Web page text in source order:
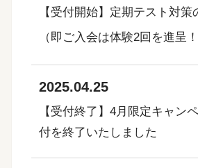
【受付開始】定期テスト対策
（即ご入会は体験2回を進呈！
2025.04.25
【受付終了】4月限定キャン
付を終了いたしました